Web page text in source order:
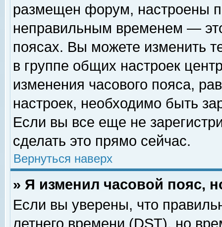
размещен форум, настроены
неправильным временем —
поясах. Вы можете изменить
в группе общих настроек
изменения часового пояса,
настроек, необходимо быть
Если вы все еще не
сделать это прямо сейчас.
Вернуться наверх
» Я изменил часовой пояс,
Если вы уверены, что
летнего времени (DST), но